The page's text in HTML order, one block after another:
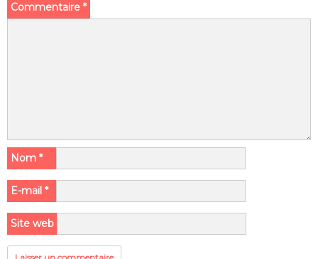
Commentaire *
Nom *
E-mail *
Site web